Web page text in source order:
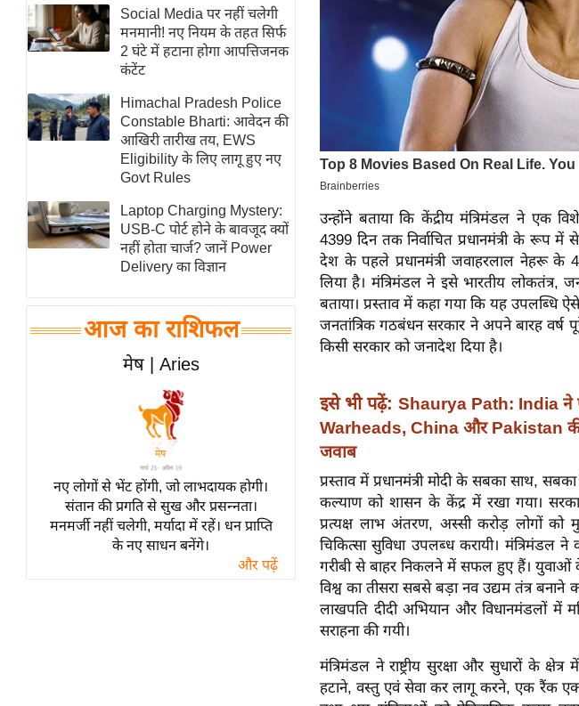
फिटनेस मंत्रा
रिलेशनशिप
राजनीति
विश्लेषण
समसामयिक
मातृभूमि
एम.
आर.
आई.
समीक्षा
धर्म
ज्योतिष
त्योहार
राशिफल
विशेष
Social Media पर नहीं चलेगी
मनमानी! नए नियम के तहत सिर्फ
2 घंटे में हटाना होगा आपत्तिजनक
कंटेंट
Himachal Pradesh Police
Constable Bharti: आवेदन की
आखिरी तारीख तय, EWS
Eligibility के लिए लागू हुए नए
Govt Rules
Laptop Charging Mystery:
USB-C पोर्ट होने के बावजूद क्यों
नहीं होता चार्ज? जानें Power
Delivery का विज्ञान
आज का राशिफल
मेष | Aries
नए लोगों से भेंट होंगी, जो लाभदायक होगी।
संतान की प्रगति से सुख और प्रसन्नता।
मनमर्जी नहीं चलेगी, मर्यादा में रहें। धन प्राप्ति
के नए साधन बनेंगे।
और पढ़ें
उन्होंने बताया कि केंद्रीय मंत्रिमंडल ने एक
4399 दिन तक निर्वाचित प्रधानमंत्री के रूप
देश के पहले प्रधानमंत्री जवाहरलाल नेहरू के
लिया है। मंत्रिमंडल ने इसे भारतीय लोकतंत्र,
बताया। प्रस्ताव में कहा गया कि यह उपलब्धि
जनतांत्रिक गठबंधन सरकार ने अपने बारह
किसी सरकार को जनादेश दिया है।
इसे भी पढ़ें: Shaurya Path: India ने
Warheads, China और Pakistan की
जवाब
प्रस्ताव में प्रधानमंत्री मोदी के सबका साथ,
कल्याण को शासन के केंद्र में रखा गया।
प्रत्यक्ष लाभ अंतरण, अस्सी करोड़ लोगों
चिकित्सा सुविधा उपलब्ध करायी।
गरीबी से बाहर निकलने में सफल हुए हैं। युवाओं
विश्व का तीसरा सबसे बड़ा नव उद्यम तंत्र
लाखपति दीदी अभियान और विधानमंडलों में
सराहना की गयी।
मंत्रिमंडल ने राष्ट्रीय सुरक्षा और सुधारों के
हटाने, वस्तु एवं सेवा कर लागू करने, एक रैंक एक